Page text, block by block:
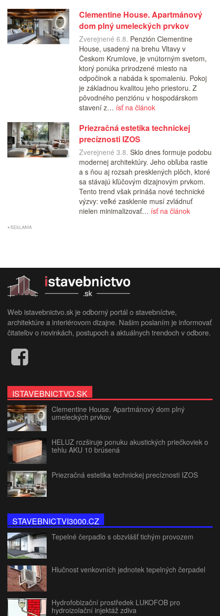
Clementine House. Apartmánový
dom plný umeleckých prvkov
Zverejnené 6.8. Penzión Clementine
House, usadený na brehu Vltavy v
Českom Krumlove, je vnútorným svetom,
ktorý ponúka prirodzené miesto na
odpočinok a nabáda k spomaleniu. Pokoj
je základnou kvalitou jeho priestoru. Z
pôvodného penziónu v hospodárskom
stavení z… ísť na článok
Priezračná estetika technickej
precíznosti IZOS
Zverejnené 3.8. Sklo dnes formuje podobu
modernej architektúry. Jeho obľuba rastie
a s ňou aj rozsah presklených plôch, ktoré
sa stávajú kľúčovým dizajnovým prvkom.
Tento trend však prináša nové technické
výzvy: veľké zasklenie musí zvládnuť
nielen minimalizovať… ísť na článok
Web istavebnictvo.sk je odborný portál o stavebníctve,
architektúre a interiérovom dizajne. Našim poslaním je informovať
čitateľov o novinkách, postupoch a aktuálnych trendoch v odbore.
ISTAVEBNICTVO.SK
Clementine House. Apartmánový dom plný
umeleckých prvkov
HELUZ rozširuje ponuku akustických priečkoviek o
tehlu AKU 10 brúsená
Priezračná estetika technickej precíznosti IZOS
STAVEBNICTVI3000.CZ
Tepelné čerpadlo s obzvlášť tichým provozem
Hlučnost venkovních jednotek tepelných čerpadel
Hydrofobizační prostředek LUKOFOB pro
hydroizolační injektáž zdiva